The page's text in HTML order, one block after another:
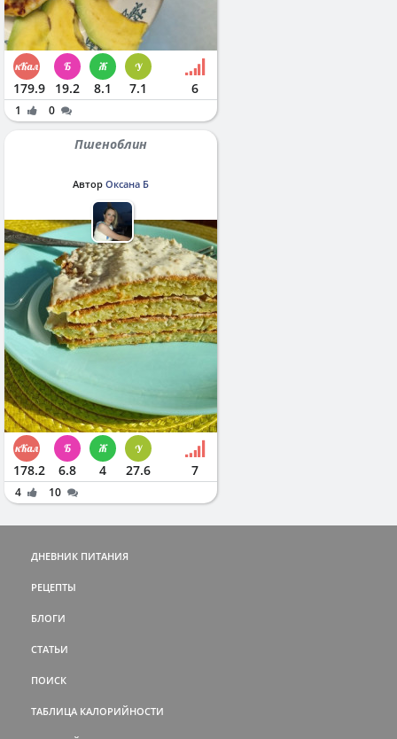
179.9 19.2 8.1 7.1 6
1 0
Пшеноблин
Автор Оксана Б
178.2 6.8 4 27.6 7
4 10
ДНЕВНИК ПИТАНИЯ
РЕЦЕПТЫ
БЛОГИ
СТАТЬИ
ПОИСК
ТАБЛИЦА КАЛОРИЙНОСТИ